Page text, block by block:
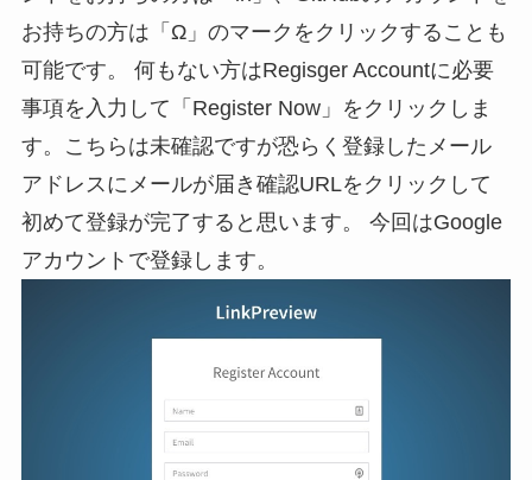
お持ちの方は「Ω」のマークをクリックすることも
可能です。 何もない方はRegisger Accountに必要
事項を入力して「Register Now」をクリックしま
す。こちらは未確認ですが恐らく登録したメール
アドレスにメールが届き確認URLをクリックして
初めて登録が完了すると思います。 今回はGoogle
アカウントで登録します。